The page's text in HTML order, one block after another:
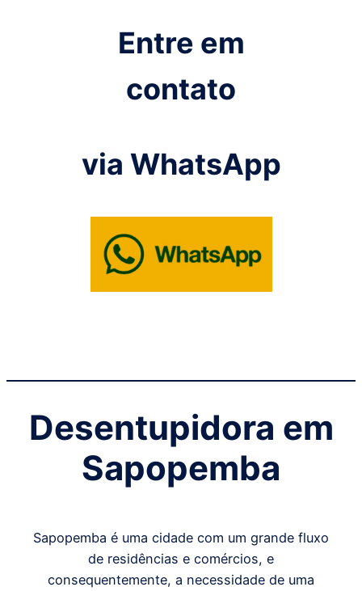
Entre em
contato
via WhatsApp
Desentupidora em
Sapopemba
Sapopemba é uma cidade com um grande fluxo
de residências e comércios, e
consequentemente, a necessidade de uma